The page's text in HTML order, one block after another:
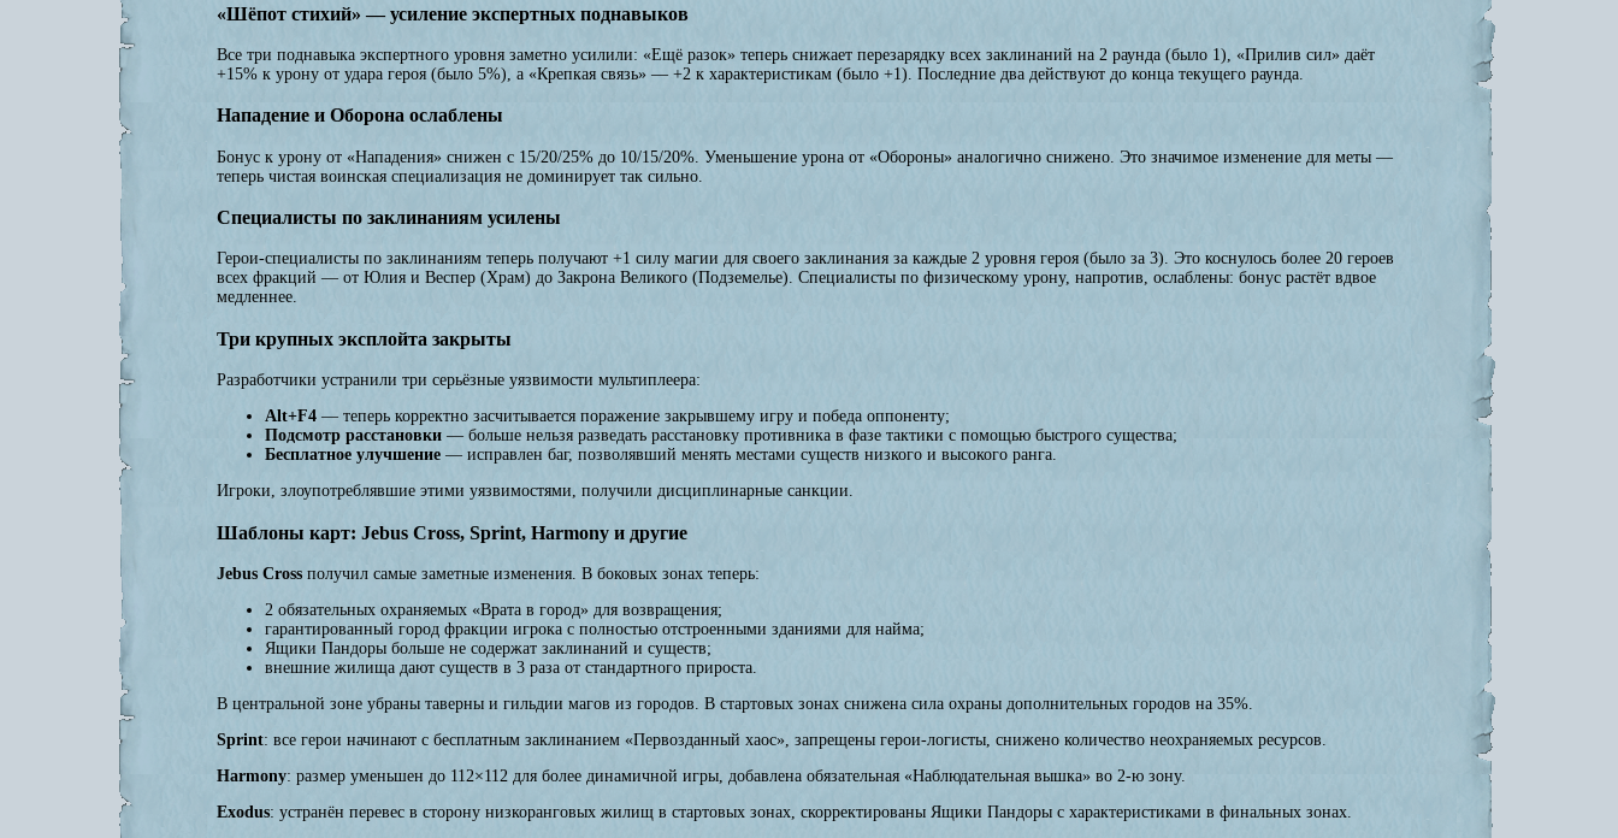
«Шёпот стихий» — усиление экспертных поднавыков
Все три поднавыка экспертного уровня заметно усилили: «Ещё разок» теперь снижает перезарядку всех заклинаний на 2 раунда (было 1), «Прилив сил» даёт
+15% к урону от удара героя (было 5%), а «Крепкая связь» — +2 к характеристикам (было +1). Последние два действуют до конца текущего раунда.
Нападение и Оборона ослаблены
Бонус к урону от «Нападения» снижен с 15/20/25% до 10/15/20%. Уменьшение урона от «Обороны» аналогично снижено. Это значимое изменение для меты —
теперь чистая воинская специализация не доминирует так сильно.
Специалисты по заклинаниям усилены
Герои-специалисты по заклинаниям теперь получают +1 силу магии для своего заклинания за каждые 2 уровня героя (было за 3). Это коснулось более 20 героев
всех фракций — от Юлия и Веспер (Храм) до Закрона Великого (Подземелье). Специалисты по физическому урону, напротив, ослаблены: бонус растёт вдвое
медленнее.
Три крупных эксплойта закрыты
Разработчики устранили три серьёзные уязвимости мультиплеера:
Alt+F4 — теперь корректно засчитывается поражение закрывшему игру и победа оппоненту;
Подсмотр расстановки — больше нельзя разведать расстановку противника в фазе тактики с помощью быстрого существа;
Бесплатное улучшение — исправлен баг, позволявший менять местами существ низкого и высокого ранга.
Игроки, злоупотреблявшие этими уязвимостями, получили дисциплинарные санкции.
Шаблоны карт: Jebus Cross, Sprint, Harmony и другие
Jebus Cross получил самые заметные изменения. В боковых зонах теперь:
2 обязательных охраняемых «Врата в город» для возвращения;
гарантированный город фракции игрока с полностью отстроенными зданиями для найма;
Ящики Пандоры больше не содержат заклинаний и существ;
внешние жилища дают существ в 3 раза от стандартного прироста.
В центральной зоне убраны таверны и гильдии магов из городов. В стартовых зонах снижена сила охраны дополнительных городов на 35%.
Sprint: все герои начинают с бесплатным заклинанием «Первозданный хаос», запрещены герои-логисты, снижено количество неохраняемых ресурсов.
Harmony: размер уменьшен до 112×112 для более динамичной игры, добавлена обязательная «Наблюдательная вышка» во 2-ю зону.
Exodus: устранён перевес в сторону низкоранговых жилищ в стартовых зонах, скорректированы Ящики Пандоры с характеристиками в финальных зонах.